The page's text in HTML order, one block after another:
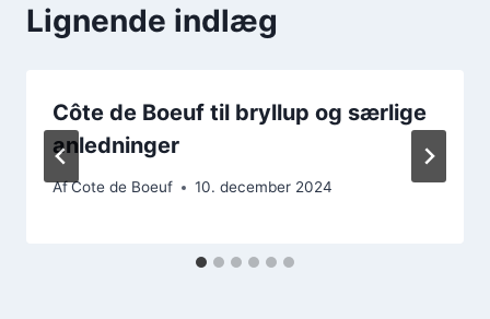
Lignende indlæg
Côte de Boeuf til bryllup og særlige
anledninger
AfCote de Boeuf 10. december 2024